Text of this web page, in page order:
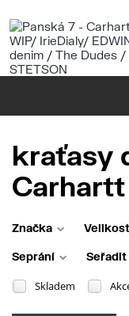
kraťasy
Carhartt
Značka Velikost
Seprání Seřadit
Skladem